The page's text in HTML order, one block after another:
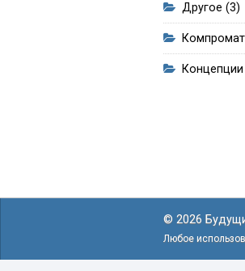
Другое (3)
Компромат
Концепции
© 2026
Любое